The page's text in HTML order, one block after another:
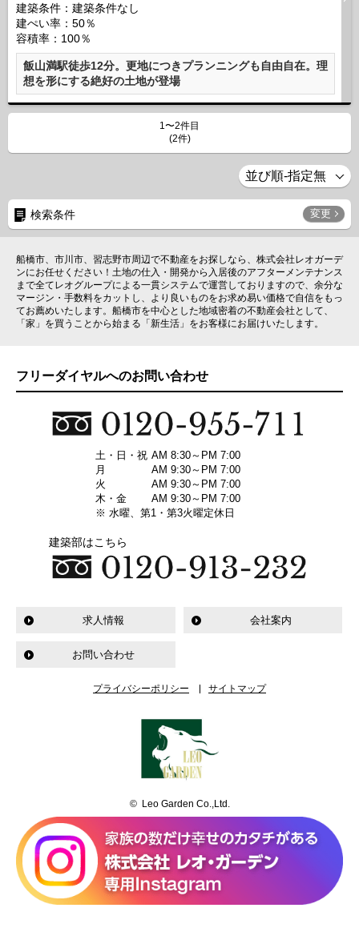
建築条件： 建築条件なし
建ぺい率：50％
容積率：100％
飯山満駅徒歩12分。更地につきプランニングも自由自在。理
想を形にする絶好の土地が登場
1〜2件目
(2件)
検索条件 変更
船橋市、市川市、習志野市周辺で不動産をお探しなら、株式会社レオガーデ
ンにお任せください！土地の仕入・開発から入居後のアフターメンテナンス
まで全てレオグループによる一貫システムで運営しておりますので、余分な
マージン・手数料をカットし、より良いものをお求め易い価格で自信をもっ
てお薦めいたします。船橋市を中心とした地域密着の不動産会社として、
「家」を買うことから始まる「新生活」をお客様にお届けいたします。
フリーダイヤルへのお問い合わせ
土・日・祝 AM 8:30～PM 7:00
月
AM 9:30～PM 7:00
火
AM 9:30～PM 7:00
木・金
AM 9:30～PM 7:00
※ 水曜、第1・第3火曜定休日
建築部はこちら
求人情報 会社案内
お問い合わせ
プライバシーポリシー サイトマップ
© Leo Garden Co.,Ltd.